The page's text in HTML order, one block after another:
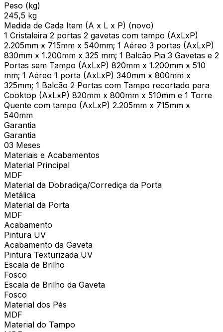
Peso (kg)
245,5 kg
Medida de Cada Item (A x L x P) (novo)
1 Cristaleira 2 portas 2 gavetas com tampo (AxLxP)
2.205mm x 715mm x 540mm; 1 Aéreo 3 portas (AxLxP)
830mm x 1.200mm x 325 mm; 1 Balcão Pia 3 Gavetas e 2
Portas sem Tampo (AxLxP) 820mm x 1.200mm x 510
mm; 1 Aéreo 1 porta (AxLxP) 340mm x 800mm x
325mm; 1 Balcão 2 Portas com Tampo recortado para
Cooktop (AxLxP) 820mm x 800mm x 510mm e 1 Torre
Quente com tampo (AxLxP) 2.205mm x 715mm x
540mm
Garantia
Garantia
03 Meses
Materiais e Acabamentos
Material Principal
MDF
Material da Dobradiça/Corrediça da Porta
Metálica
Material da Porta
MDF
Acabamento
Pintura UV
Acabamento da Gaveta
Pintura Texturizada UV
Escala de Brilho
Fosco
Escala de Brilho da Gaveta
Fosco
Material dos Pés
MDF
Material do Tampo